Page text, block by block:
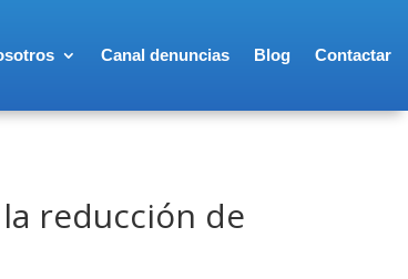
Canal denuncias Blog Contactar
reducción de